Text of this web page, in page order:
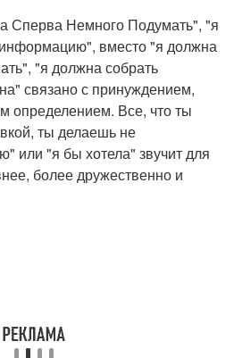
Сперва Немного Подумать", "я
вместо "я должна
"я должна собрать
связано с принуждением,
определением. Все, что ты
ты делаешь не
или "я бы хотела" звучит для
более дружественно и